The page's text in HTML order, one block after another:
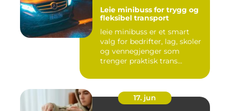
Leie minibuss for trygg og
fleksibel transport
leie minibuss er et smart
valg for bedrifter, lag, skoler
og vennegjenger som
trenger praktisk trans...
17. jun